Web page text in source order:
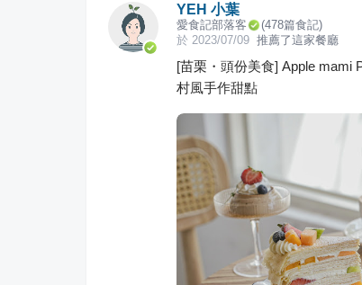
YEH 小葉
愛食記部落客 (478篇食記)
於 2023/07/09 推薦了這家餐廳
[苗栗・頭份美食] Apple mami
村風手作甜點